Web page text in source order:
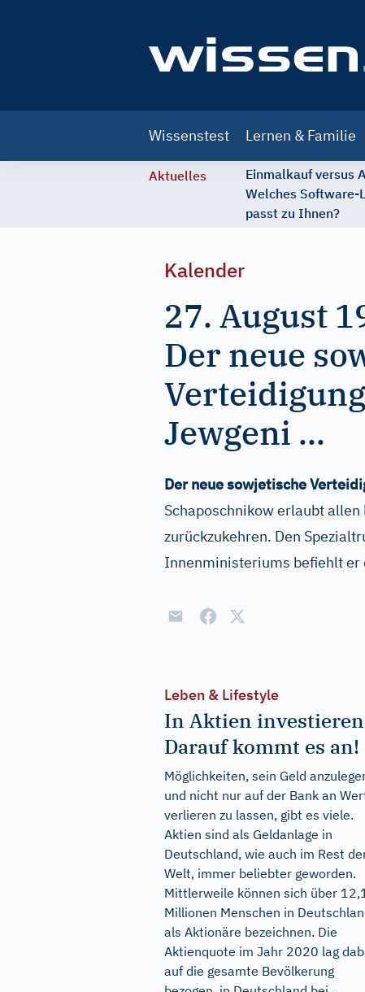
navigation
Wissenstest Lernen & Familie
Aktuelles
Einmalkauf versus
Welches Software-
passt zu Ihnen?
Kalender
27. August
Der neue
Jewgeni ...
Der neue sowjetische
Schaposchnikow erlaubt
zurückzukehren. Den
Innenministeriums befiehlt er
Leben & Lifestyle
In Aktien
Darauf kommt es an!
Möglichkeiten, sein Geld
und nicht nur auf der Bank an
verlieren zu lassen, gibt es viele.
Aktien sind als Geldanlage in
Deutschland, wie auch im Rest
Welt, immer beliebter geworden.
Mittlerweile können sich über
Millionen Menschen in
als Aktionäre bezeichnen. Die
Aktienquote im Jahr 2020 lag
auf die gesamte Bevölkerung